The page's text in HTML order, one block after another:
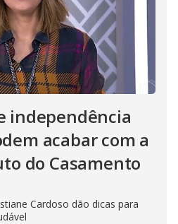
independência
acabar com a
do Casamento
Cardoso dão dicas para